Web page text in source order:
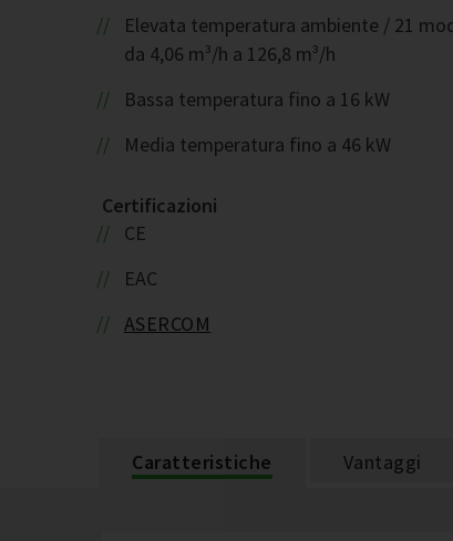
Elevata temperatura ambiente / 21
da 4,06 m³/h a 126,8 m³/h
Bassa temperatura fino a 16 kW
Media temperatura fino a 46 kW
Certificazioni
CE
EAC
ASERCOM
Caratteristiche Vantaggi